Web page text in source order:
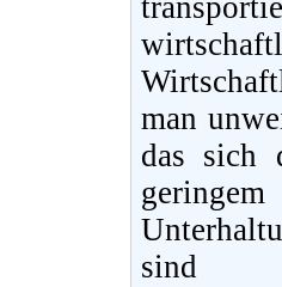
man
das sich
sind